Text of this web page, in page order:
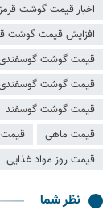
اخبار قیمت گوشت قرمز
افزایش قیمت گوشت
قیمت گوشت
قیمت گوشت
قیمت گوشت گوسفند
قیمت ماهی
قیمت روز مواد غذایی
نظر شما